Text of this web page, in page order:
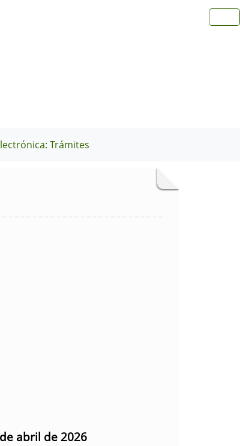
Trámites
abril de 2026